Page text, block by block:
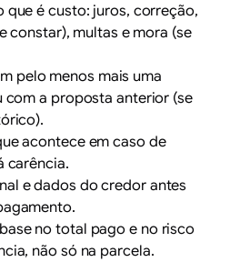
que é custo: juros, correção,
constar), multas e mora (se
pelo menos mais uma
com a proposta anterior (se
acontece em caso de
carência.
e dados do credor antes
no total pago e no risco
não só na parcela.